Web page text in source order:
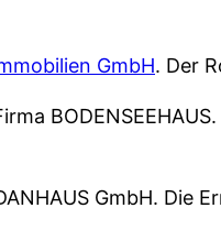
GmbH. Der
GmbH. Die